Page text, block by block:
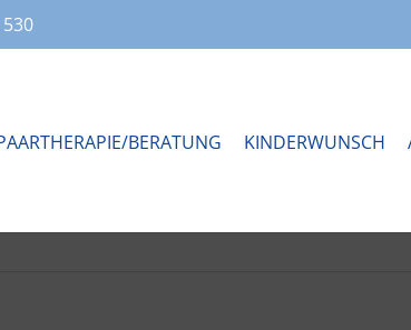
BERATUNG KINDERWUNSCH